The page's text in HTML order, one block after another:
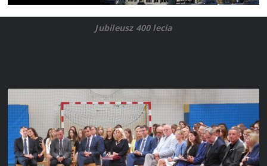
Jubileusz 400 lecia